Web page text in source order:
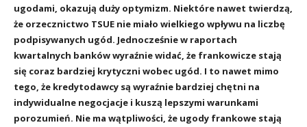
ugodami, okazują duży optymizm. Niektóre nawet twierdzą,
że orzecznictwo TSUE nie miało wielkiego wpływu na liczbę
podpisywanych ugód. Jednocześnie w raportach
kwartalnych banków wyraźnie widać, że frankowicze stają
się coraz bardziej krytyczni wobec ugód. I to nawet mimo
tego, że kredytodawcy są wyraźnie bardziej chętni na
indywidualne negocjacje i kuszą lepszymi warunkami
porozumień. Nie ma wątpliwości, że ugody frankowe stają